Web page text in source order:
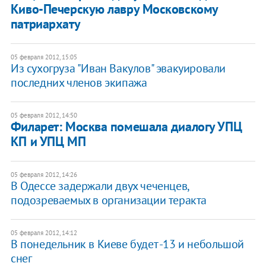
Киво-Печерскую лавру Московскому
патриархату
05 февраля 2012, 15:05
Из сухогруза "Иван Вакулов" эвакуировали
последних членов экипажа
05 февраля 2012, 14:50
Филарет: Москва помешала диалогу УПЦ
КП и УПЦ МП
05 февраля 2012, 14:26
В Одессе задержали двух чеченцев,
подозреваемых в организации теракта
05 февраля 2012, 14:12
В понедельник в Киеве будет -13 и небольшой
снег